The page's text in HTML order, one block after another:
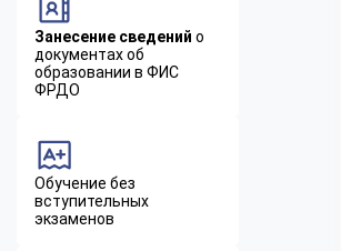
Занесение сведений о
документах об
образовании в ФИС
ФРДО
Обучение без
вступительных
экзаменов